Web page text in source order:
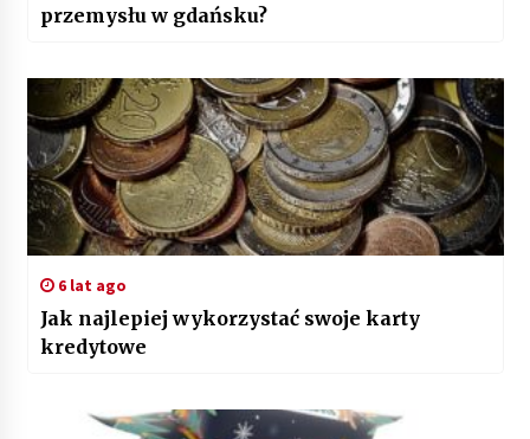
przemysłu w gdańsku?
6 lat ago
Jak najlepiej wykorzystać swoje karty
kredytowe